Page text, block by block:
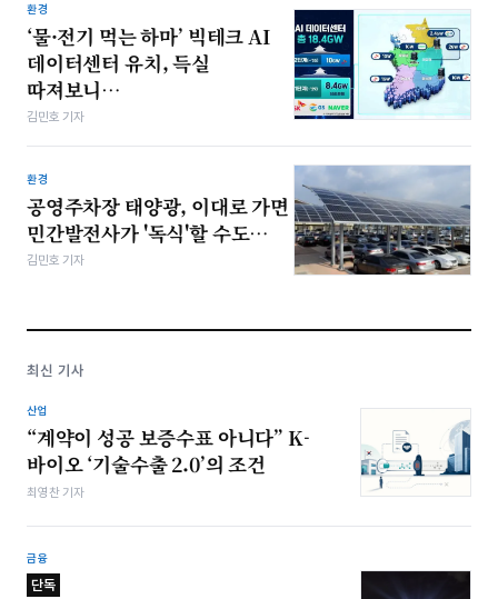
환경
‘물·전기 먹는 하마’ 빅테크 AI
데이터센터 유치, 득실
따져보니…
김민호 기자
환경
공영주차장 태양광, 이대로 가면
민간발전사가 '독식'할 수도…
김민호 기자
최신 기사
산업
“계약이 성공 보증수표 아니다” K-
바이오 ‘기술수출 2.0’의 조건
최영찬 기자
금융
단독